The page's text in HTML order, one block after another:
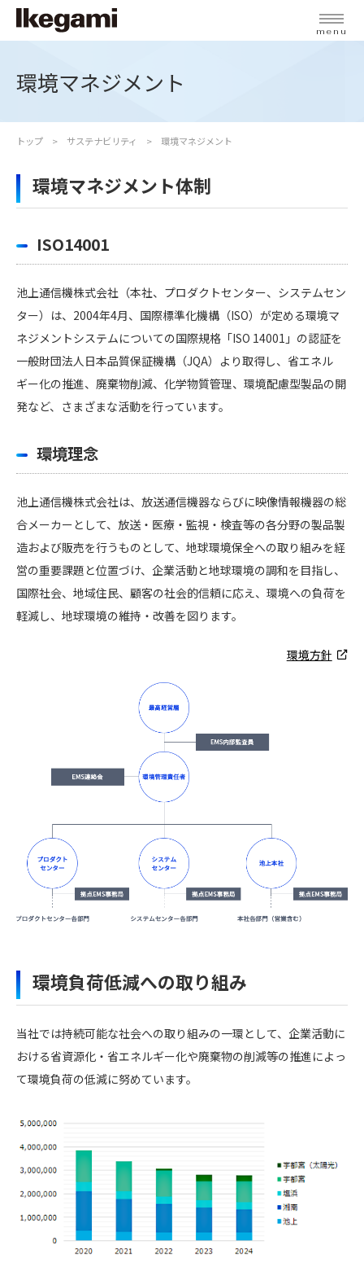
menu
環境マネジメント
トップ サステナビリティ 環境マネジメント
環境マネジメント体制
ISO14001
池上通信機株式会社（本社、プロダクトセンター、システムセン
ター）は、2004年4月、国際標準化機構（ISO）が定める環境マ
ネジメントシステムについての国際規格「ISO 14001」の認証を
一般財団法人日本品質保証機構（JQA）より取得し、省エネル
ギー化の推進、廃棄物削減、化学物質管理、環境配慮型製品の開
発など、さまざまな活動を行っています。
環境理念
池上通信機株式会社は、放送通信機器ならびに映像情報機器の総
合メーカーとして、放送・医療・監視・検査等の各分野の製品製
造および販売を行うものとして、地球環境保全への取り組みを経
営の重要課題と位置づけ、企業活動と地球環境の調和を目指し、
国際社会、地域住民、顧客の社会的信頼に応え、環境への負荷を
軽減し、地球環境の維持・改善を図ります。
環境方針
環境負荷低減への取り組み
当社では持続可能な社会への取り組みの一環として、企業活動に
おける省資源化・省エネルギー化や廃棄物の削減等の推進によっ
て環境負荷の低減に努めています。